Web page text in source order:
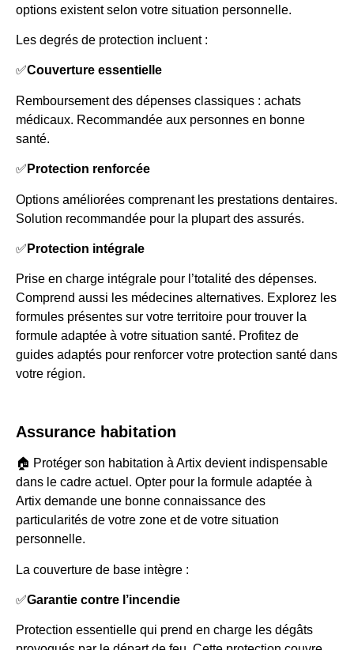
options existent selon votre situation personnelle.
Les degrés de protection incluent :
✅Couverture essentielle
Remboursement des dépenses classiques : achats
médicaux. Recommandée aux personnes en bonne
santé.
✅ Protection renforcée
Options améliorées comprenant les prestations dentaires.
Solution recommandée pour la plupart des assurés.
✅ Protection intégrale
Prise en charge intégrale pour l’totalité des dépenses.
Comprend aussi les médecines alternatives. Explorez les
formules présentes sur votre territoire pour trouver la
formule adaptée à votre situation santé. Profitez de
guides adaptés pour renforcer votre protection santé dans
votre région.
Assurance habitation
🏠 Protéger son habitation à Artix devient indispensable
dans le cadre actuel. Opter pour la formule adaptée à
Artix demande une bonne connaissance des
particularités de votre zone et de votre situation
personnelle.
La couverture de base intègre :
✅Garantie contre l’incendie
Protection essentielle qui prend en charge les dégâts